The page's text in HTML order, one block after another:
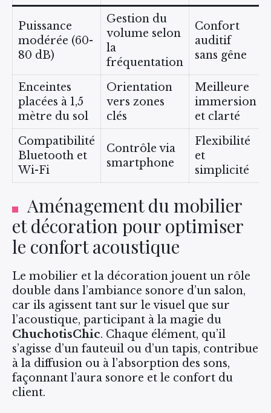
Puissance
modérée (60-
80 dB)
Gestion du
volume selon
la
fréquentation
Confort
auditif
sans gêne
Enceintes
placées à 1,5
mètre du sol
Orientation
vers zones
clés
Meilleure
immersion
et clarté
Compatibilité
Bluetooth et
Wi-Fi
Contrôle via
smartphone
Flexibilité
et
simplicité
Aménagement du mobilier
et décoration pour optimiser
le confort acoustique
Le mobilier et la décoration jouent un rôle
double dans l’ambiance sonore d’un salon,
car ils agissent tant sur le visuel que sur
l’acoustique, participant à la magie du
ChuchotisChic. Chaque élément, qu’il
s’agisse d’un fauteuil ou d’un tapis, contribue
à la diffusion ou à l’absorption des sons,
façonnant l’aura sonore et le confort du
client.